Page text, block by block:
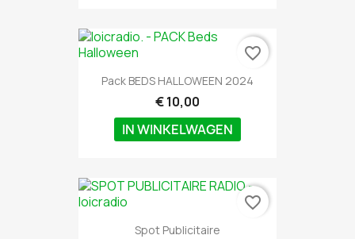
Pack BEDS HALLOWEEN 2024
€ 10,00
IN WINKELWAGEN
favorite_border
Spot Publicitaire
favorite_border